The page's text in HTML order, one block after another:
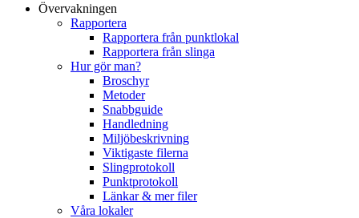
Övervakningen
Rapportera
Rapportera från punktlokal
Rapportera från slinga
Hur gör man?
Broschyr
Metoder
Snabbguide
Handledning
Miljöbeskrivning
Viktigaste filerna
Slingprotokoll
Punktprotokoll
Länkar & mer filer
Våra lokaler